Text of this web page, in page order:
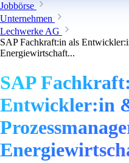
Jobbörse
Unternehmen
Lechwerke AG
SAP Fachkraft:in als
Energiewirtschaft...
SAP
Entwickler:in